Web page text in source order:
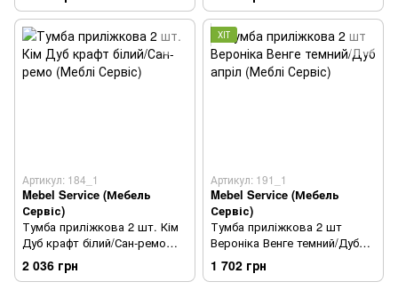
Артикул: 184_1
Mebel Service (Мебель
Сервіс)
Тумба приліжкова 2 шт. Кім
Дуб крафт білий/Сан-ремо
(Меблі Сервіс)
2 036 грн
ХІТ
Артикул: 191_1
Mebel Service (Мебель
Сервіс)
Тумба приліжкова 2 шт
Вероніка Венге темний/Дуб
апріл (Меблі Сервіс)
1 702 грн